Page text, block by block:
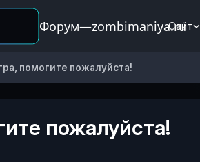
Форум—zombimaniya.ru
Сайт
помогите пожалуйста!
пожалуйста!